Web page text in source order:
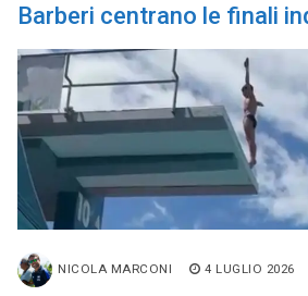
Barberi centrano le finali
NICOLA MARCONI 4 LUGLIO 2026